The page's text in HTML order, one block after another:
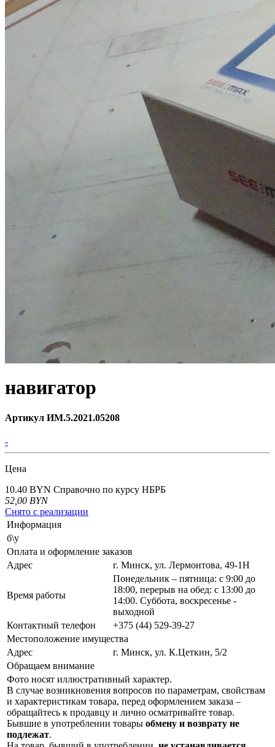
навигатор
Артикул ИМ.5.2021.05208
-
Цена
10.40 BYN Справочно по курсу НБРБ
52,00 BYN
Снято с реализации
Информация
б\у
Оплата и оформление заказов
Адрес
г. Минск, ул. Лермонтова, 49-1Н
Время работы
Понедельник – пятница: с 9:00 до
18:00, перерыв на обед: с 13:00 до
14:00. Суббота, воскресенье -
выходной
Контактный телефон
+375 (44) 529-39-27
Местоположение имущества
Адрес
г. Минск, ул. К.Цеткин, 5/2
Обращаем внимание
Фото носят иллюстративный характер.
В случае возникновения вопросов по параметрам, свойствам
и характеристикам товара, перед оформлением заказа –
обращайтесь к продавцу и лично осматривайте товар.
Бывшие в употреблении товары обмену и возврату не
подлежат.